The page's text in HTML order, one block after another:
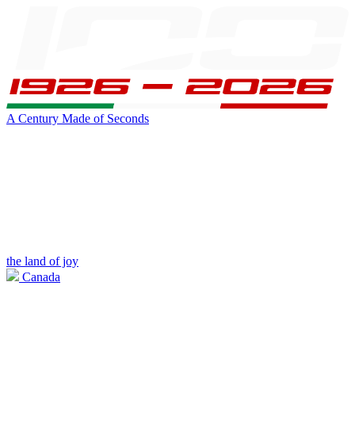
A Century Made of Seconds
the land of joy
Canada